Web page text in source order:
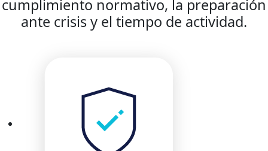
cumplimiento normativo, la preparación
ante crisis y el tiempo de actividad.